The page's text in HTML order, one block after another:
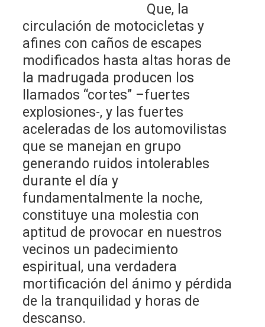
Que, la
circulación de motocicletas y
afines con caños de escapes
modificados hasta altas horas de
la madrugada producen los
llamados “cortes” –fuertes
explosiones-, y las fuertes
aceleradas de los automovilistas
que se manejan en grupo
generando ruidos intolerables
durante el día y
fundamentalmente la noche,
constituye una molestia con
aptitud de provocar en nuestros
vecinos un padecimiento
espiritual, una verdadera
mortificación del ánimo y pérdida
de la tranquilidad y horas de
descanso.